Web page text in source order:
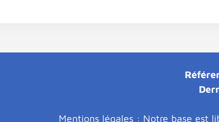
Mentions légales : Notre base est